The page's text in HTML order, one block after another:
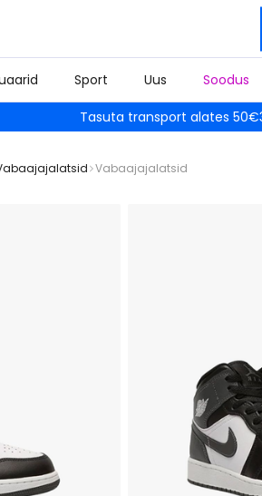
Sport Uus Soodus
Tasuta transport alates 50€
Vabaajajalatsid